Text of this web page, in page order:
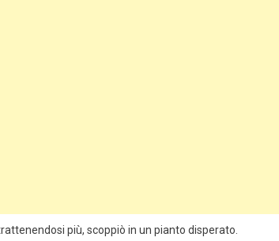
più, scoppiò in un pianto disperato.